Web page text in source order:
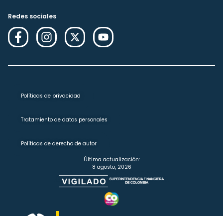
Redes sociales
Políticas de privacidad
Tratamiento de datos personales
Políticas de derecho de autor
Última actualización:
8 agosto, 2026